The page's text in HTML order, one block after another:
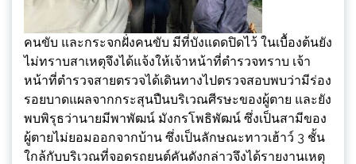
คนขับ และกระจกฝั่งคนขับ มีที่บังแดดปิดไว้ ในเบื้องต้นยัง
ไม่ทราบสาเหตุจึงได้แจ้งให้เจ้าหน้าที่ตำรวจทราบ เจ้า
หน้าที่ตำรวจสายตรวจได้เดินทางไปตรวจสอบพบว่ามีร่อง
รอยบาดแผลจากกระสุนปืนบริเวณศีรษะของผู้ตาย และยัง
พบพิรุธว่านายมีพาพัฒน์ มังกรโพธิพัฒน์ ซึ่งเป็นสามีของ
ผู้ตายไม่ยอมออกจากบ้าน ซึ่งเป็นลักษณะทาวเฮ้าว์ 3 ชั้น
ใกล้กับบริเวณที่จอดรถยนต์คันดังกล่าวจึงได้รายงานเหตุ